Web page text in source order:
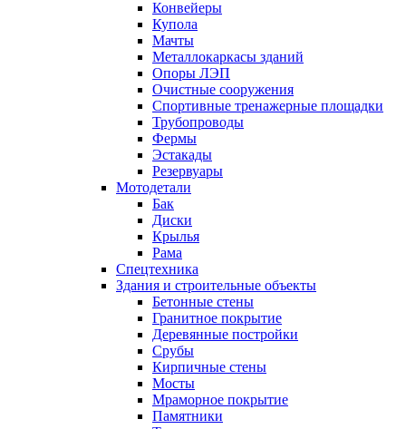
Конвейеры
Купола
Мачты
Металлокаркасы зданий
Опоры ЛЭП
Очистные сооружения
Спортивные тренажерные площадки
Трубопроводы
Фермы
Эстакады
Резервуары
Мотодетали
Бак
Диски
Крылья
Рама
Спецтехника
Здания и строительные объекты
Бетонные стены
Гранитное покрытие
Деревянные постройки
Срубы
Кирпичные стены
Мосты
Мраморное покрытие
Памятники